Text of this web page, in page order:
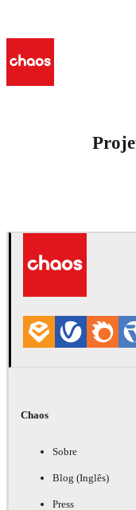
Chaos
Sobre
Blog (Inglês)
Press